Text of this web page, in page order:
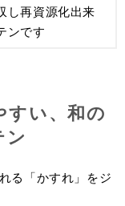
し再資源化出来
ンです
すい、和の
ン
る「かすれ」をジ